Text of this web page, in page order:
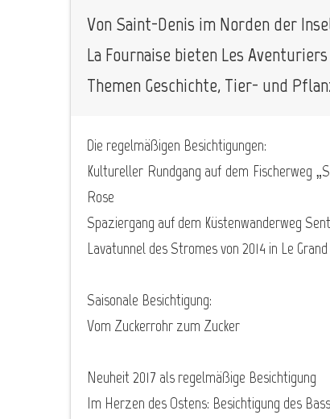
Von Saint-Denis im Norden der
La Fournaise bieten Les
Themen Geschichte, Tier- und
Die regelmäßigen Besichtigungen:
Kultureller Rundgang auf dem Fischerweg
Rose
Spaziergang auf dem Küstenwanderweg
Lavatunnel des Stromes von 2014 in Le
Saisonale Besichtigung:
Vom Zuckerrohr zum Zucker
Neuheit 2017 als regelmäßige Besichtigung
Im Herzen des Ostens: Besichtigung des